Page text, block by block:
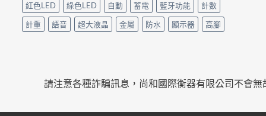
紅色LED
綠色LED 自動 蓄電 藍牙功能
計數
計重
語音 超大液晶 金屬 防水 顯示器 高腳
請注意各種詐騙訊息，尚和國際衡器有限公司不會無